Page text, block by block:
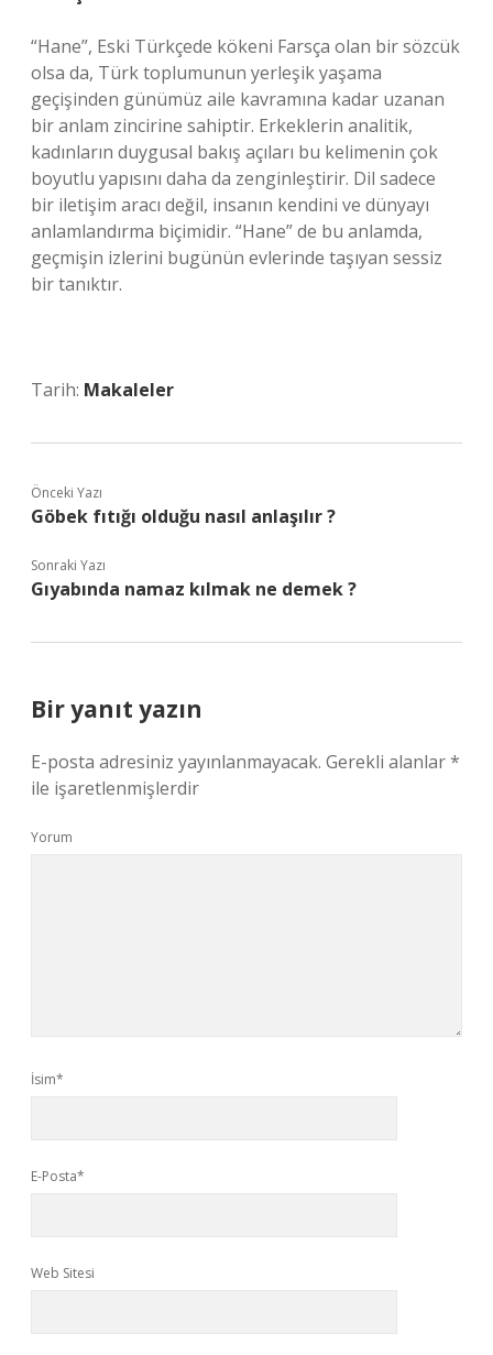
“Hane”, Eski Türkçede kökeni Farsça olan bir sözcük
olsa da, Türk toplumunun yerleşik yaşama
geçişinden günümüz aile kavramına kadar uzanan
bir anlam zincirine sahiptir. Erkeklerin analitik,
kadınların duygusal bakış açıları bu kelimenin çok
boyutlu yapısını daha da zenginleştirir. Dil sadece
bir iletişim aracı değil, insanın kendini ve dünyayı
anlamlandırma biçimidir. “Hane” de bu anlamda,
geçmişin izlerini bugünün evlerinde taşıyan sessiz
bir tanıktır.
Tarih: Makaleler
Önceki Yazı
Göbek fıtığı olduğu nasıl anlaşılır ?
Sonraki Yazı
Gıyabında namaz kılmak ne demek ?
Bir yanıt yazın
E-posta adresiniz yayınlanmayacak. Gerekli alanlar*
ile işaretlenmişlerdir
Yorum
İsim*
E-Posta*
Web Sitesi